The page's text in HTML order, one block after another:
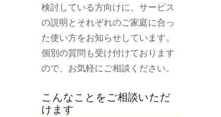
検討している方向けに、サービス
の説明とそれぞれのご家庭に合っ
た使い方をお知らせしています。
個別の質問も受け付けております
ので、お気軽にご相談ください。
こんなことをご相談いただ
けます